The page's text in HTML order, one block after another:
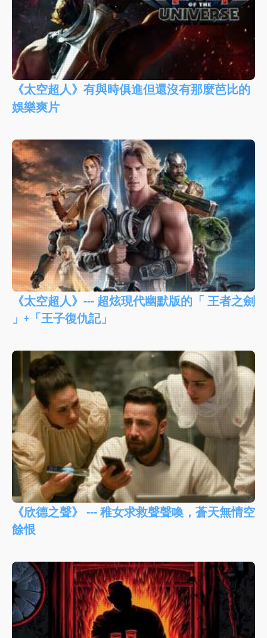
《太空超人》有與時俱進但還沒有那麼芭比的
娛樂爽片
《太空超人》--- 超炫現代幽默版的「 王者之劍
」+「王子復仇記」
《欣德之聲》 --- 稚女求救聲聲喚，蒼天無情空
餘恨